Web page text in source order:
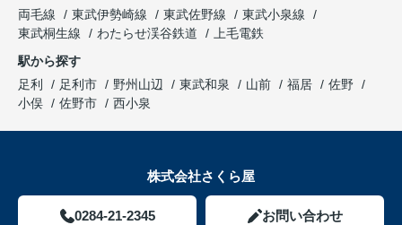
両毛線
東武伊勢崎線 東武佐野線
東武小泉線
東武桐生線
わたらせ渓谷鉄道
上毛電鉄
駅から探す
足利
足利市 野州山辺 東武和泉 山前 福居
佐野
小俣
佐野市 西小泉
株式会社さくら屋
0284-21-2345 お問い合わせ